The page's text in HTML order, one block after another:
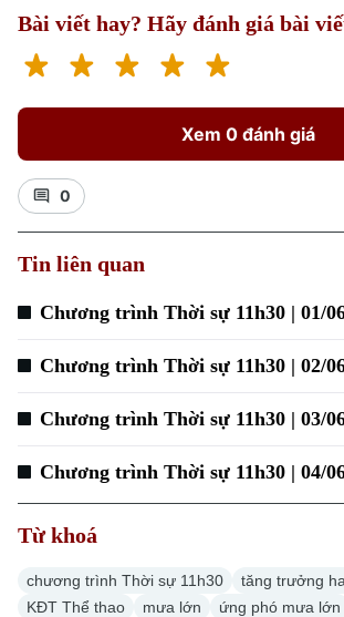
Xu hướng
Bài viết hay? Hãy đánh giá bài
Xem 0 đánh giá
0
Tin liên quan
Chương trình Thời sự 11h30 | 01/
Chương trình Thời sự 11h30 | 02/
Chương trình Thời sự 11h30 | 03/
Chương trình Thời sự 11h30 | 04/
Từ khoá
chương trình Thời sự 11h30
tăng trưởng
KĐT Thể thao
mưa lớn
ứng phó mưa lớn